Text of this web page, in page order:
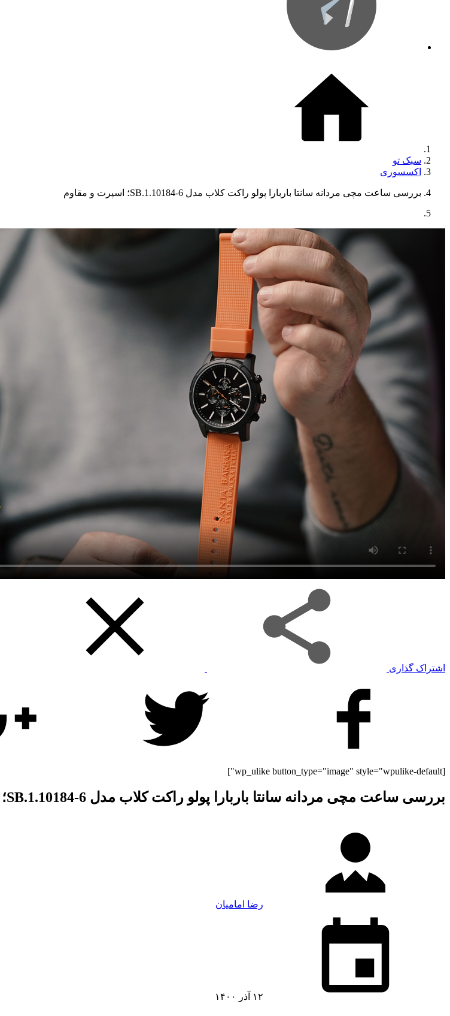
سبک تو
اکسسوری
بررسی ساعت مچی مردانه سانتا باربارا پولو راکت کلاب مدل SB.1.10184-6؛ اسپرت و مقاوم
اشتراک گذاری
[wp_ulike button_type="image" style="wpulike-default"]
بررسی ساعت مچی مردانه سانتا باربارا پولو راکت کلاب مدل SB.1.10184-6؛ اسپرت و مقاوم
رضا امامیان
۱۲ آذر ۱۴۰۰